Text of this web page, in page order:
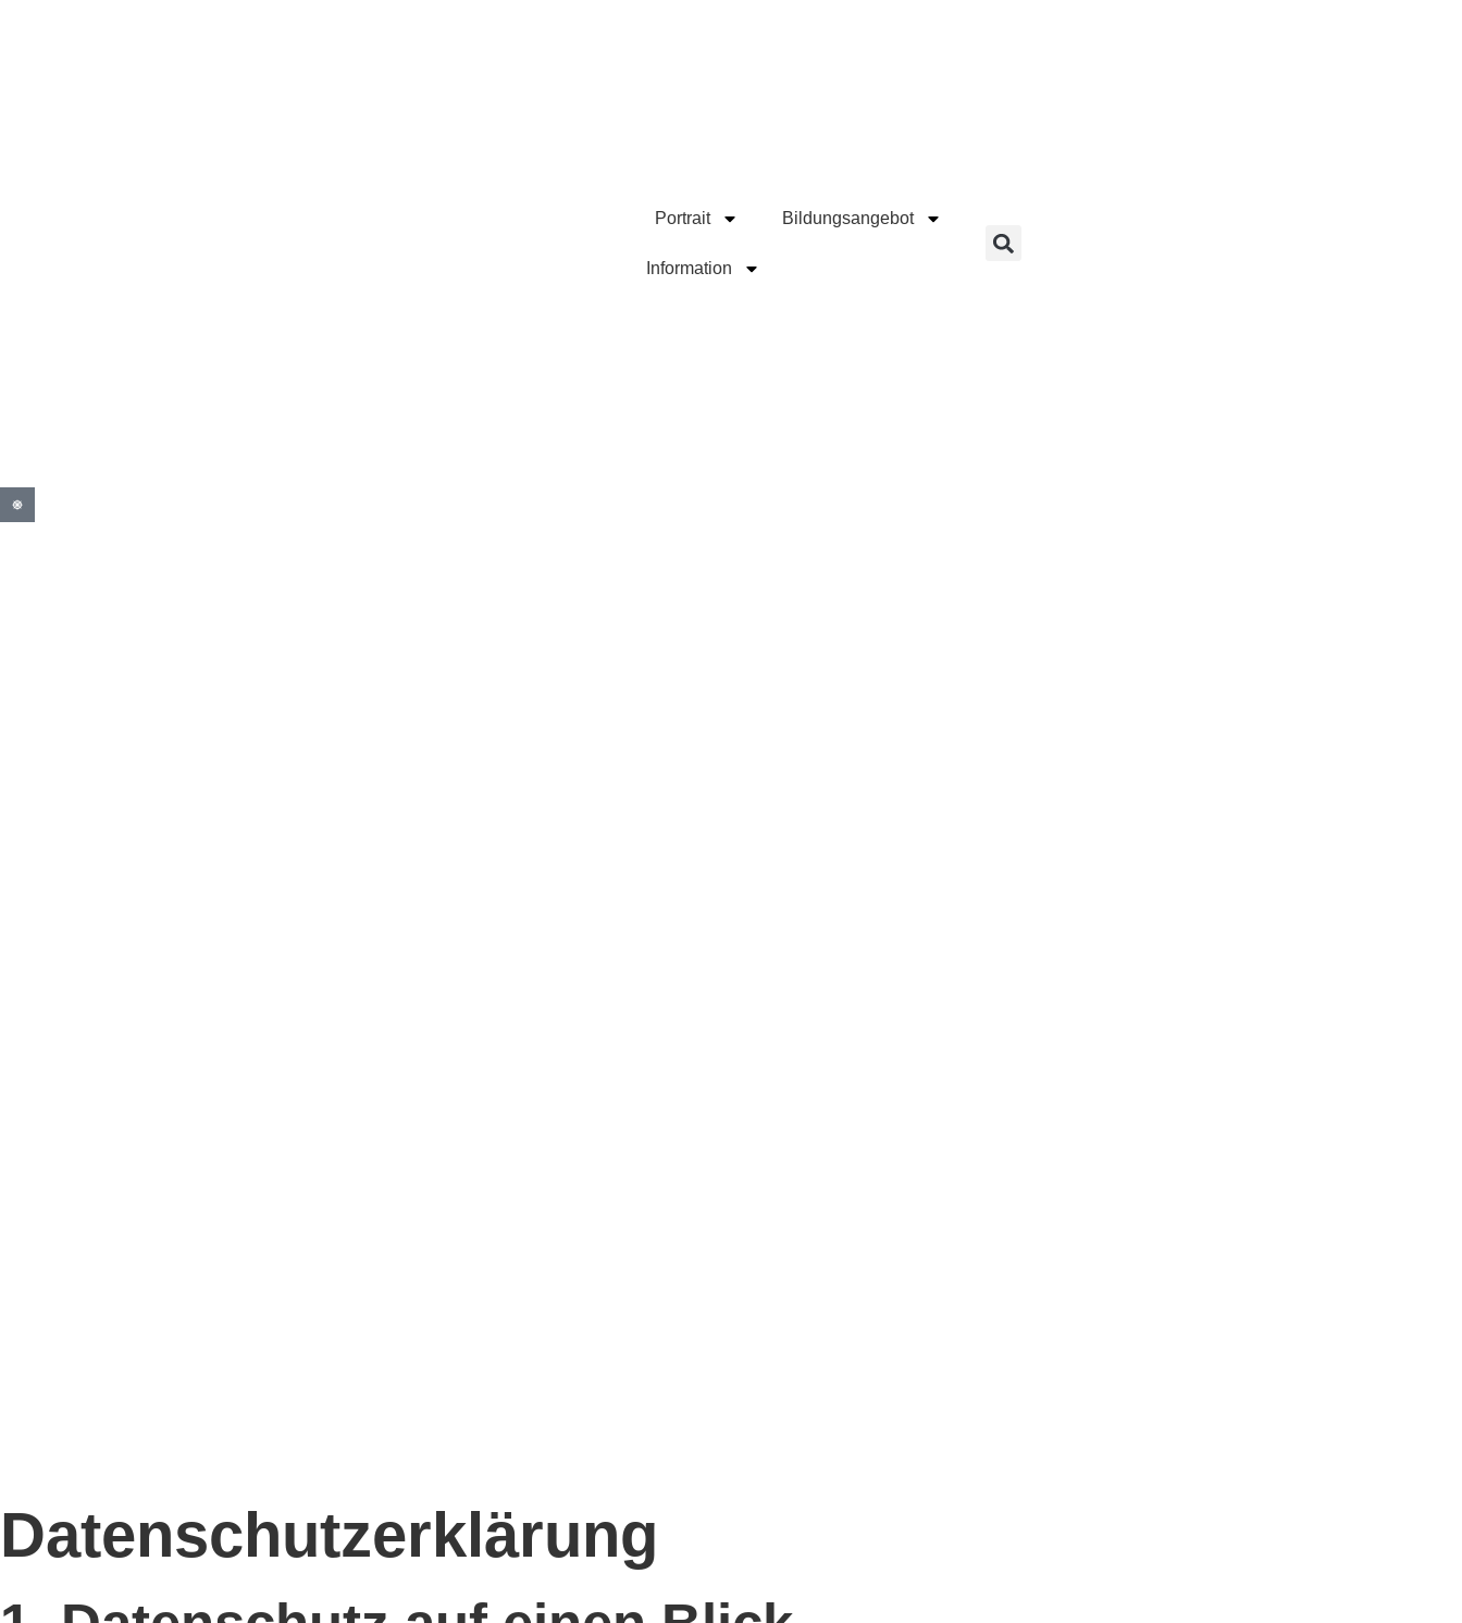
Portrait Bildungsangebot
Information
Datenschutz­erklärung